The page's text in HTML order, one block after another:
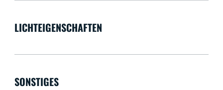
LICHTEIGENSCHAFTEN
SONSTIGES